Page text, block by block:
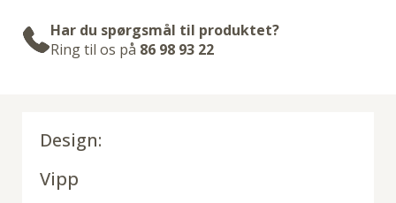
Har du spørgsmål til produktet?
Ring til os på 86 98 93 22
Design:
Vipp